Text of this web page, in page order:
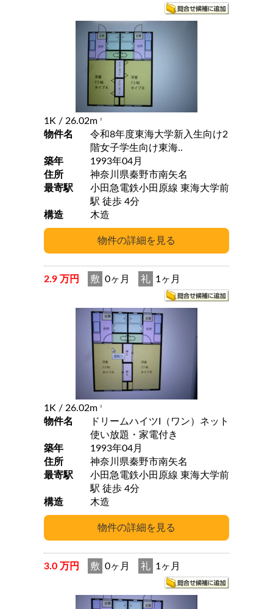
1K / 26.02m 2
物件名
令和8年度東海大学新入生向け2
階女子学生向け東海..
築年
1993年04月
住所
神奈川県秦野市南矢名
最寄駅
小田急電鉄小田原線 東海大学前
駅 徒歩 4分
構造
木造
2.9 万円 敷 0ヶ月 礼 1ヶ月
1K / 26.02m 2
物件名
ドリームハイツI（ワン）ネット
使い放題・家電付き
築年
1993年04月
住所
神奈川県秦野市南矢名
最寄駅
小田急電鉄小田原線 東海大学前
駅 徒歩 4分
構造
木造
3.0 万円 敷 0ヶ月 礼 1ヶ月